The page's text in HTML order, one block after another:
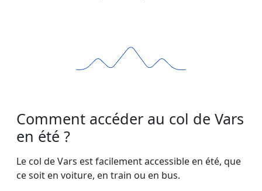
Comment accéder au col de Vars
en été ?
Le col de Vars est facilement accessible en été, que
ce soit en voiture, en train ou en bus.